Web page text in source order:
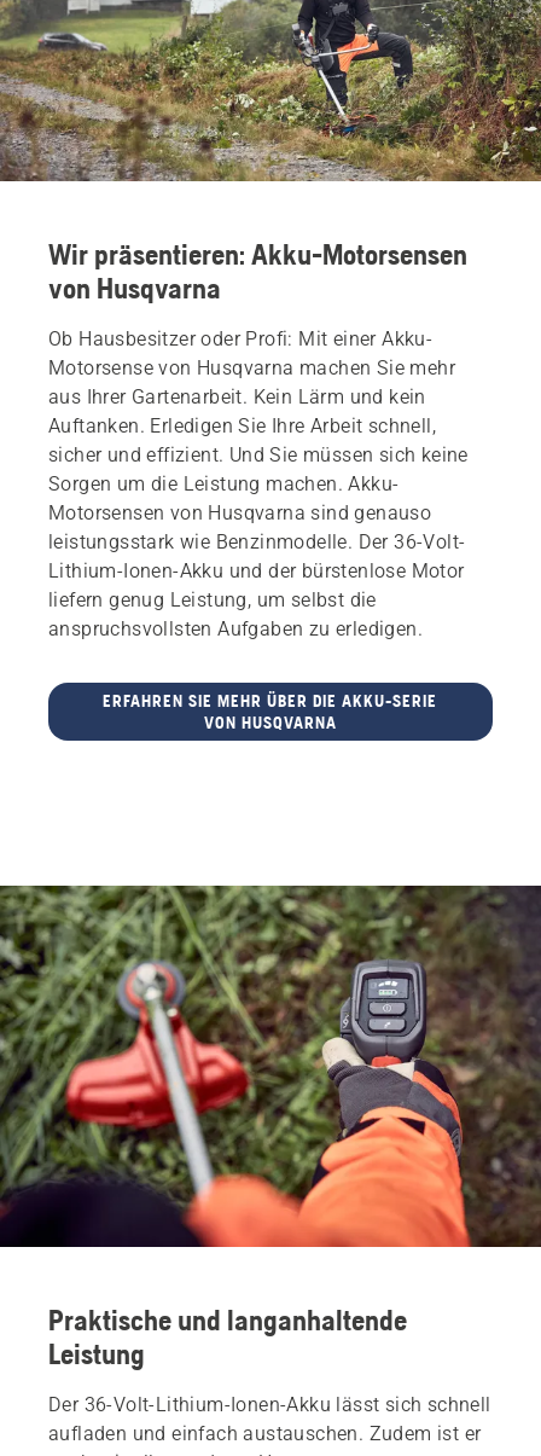
Wir präsentieren: Akku-Motorsensen
von Husqvarna
Ob Hausbesitzer oder Profi: Mit einer Akku-
Motorsense von Husqvarna machen Sie mehr
aus Ihrer Gartenarbeit. Kein Lärm und kein
Auftanken. Erledigen Sie Ihre Arbeit schnell,
sicher und effizient. Und Sie müssen sich keine
Sorgen um die Leistung machen. Akku-
Motorsensen von Husqvarna sind genauso
leistungsstark wie Benzinmodelle. Der 36-Volt-
Lithium-Ionen-Akku und der bürstenlose Motor
liefern genug Leistung, um selbst die
anspruchsvollsten Aufgaben zu erledigen.
ERFAHREN SIE MEHR ÜBER DIE AKKU-SERIE
VON HUSQVARNA
Praktische und langanhaltende
Leistung
Der 36-Volt-Lithium-Ionen-Akku lässt sich schnell
aufladen und einfach austauschen. Zudem ist er